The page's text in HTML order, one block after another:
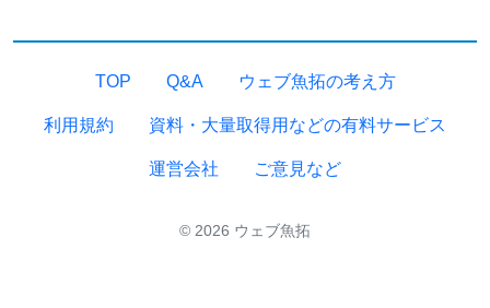
TOP Q&A ウェブ魚拓の考え方
利用規約 資料・大量取得用などの有料サービス
運営会社 ご意見など
© 2026 ウェブ魚拓